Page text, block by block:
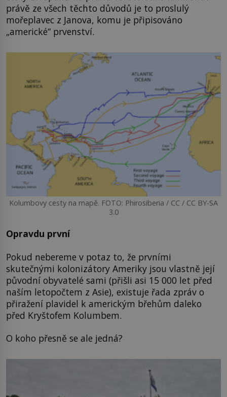
právě ze všech těchto důvodů je to proslulý
mořeplavec z Janova, komu je připisováno
„americké“ prvenství.
Kolumbovy cesty na mapě. FOTO: Phirosiberia / CC / CC BY-SA
3.0
Opravdu první
Pokud nebereme v potaz to, že prvními
skutečnými kolonizátory Ameriky jsou vlastně její
původní obyvatelé sami (přišli asi 15 000 let před
naším letopočtem z Asie), existuje řada zpráv o
přiražení plavidel k americkým břehům daleko
před Kryštofem Kolumbem.
O koho přesně se ale jedná?